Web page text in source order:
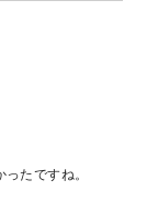
たですね。